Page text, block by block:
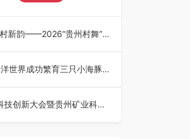
新韵——2026“贵州村舞”暨
世界成功繁育三只小海豚，
创新大会暨贵州矿业科技